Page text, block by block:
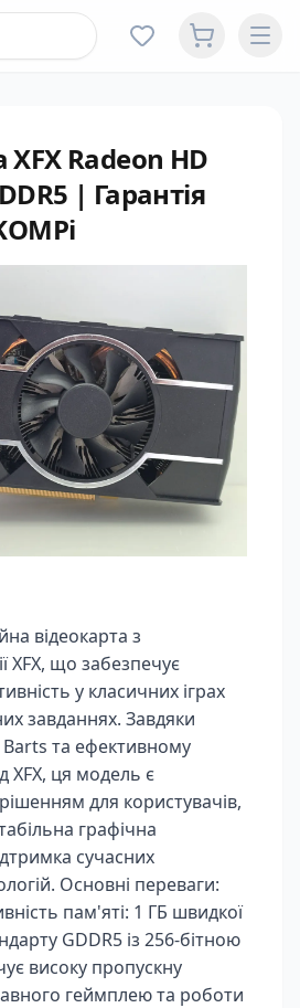
XFX Radeon HD
| Гарантія
відеокарта з
XFX, що забезпечує
у класичних іграх
завданнях. Завдяки
Barts та ефективному
XFX, ця модель є
для користувачів,
графічна
сучасних
Основні переваги:
пам'яті: 1 ГБ швидкої
GDDR5 із 256-бітною
високу пропускну
геймплею та роботи